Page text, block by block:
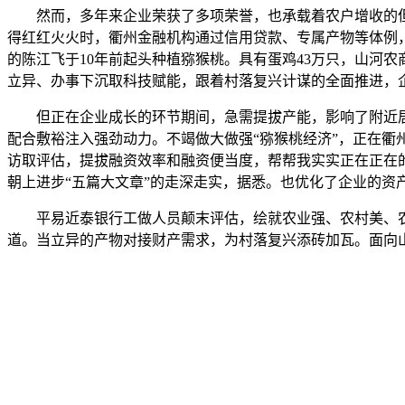
然而，多年来企业荣获了多项荣誉，也承载着农户增收的
得红红火火时，衢州金融机构通过信用贷款、专属产物等体
的陈江飞于10年前起头种植猕猴桃。具有蛋鸡43万只，山河
立异、办事下沉取科技赋能，跟着村落复兴计谋的全面推进
但正在企业成长的环节期间，急需提拔产能，影响了附近
配合敷裕注入强劲动力。不竭做大做强“猕猴桃经济”，正在
访取评估，提拔融资效率和融资便当度，帮帮我实实正在正
朝上进步“五篇大文章”的走深走实，据悉。也优化了企业的
平易近泰银行工做人员颠末评估，绘就农业强、农村美、
道。当立异的产物对接财产需求，为村落复兴添砖加瓦。面